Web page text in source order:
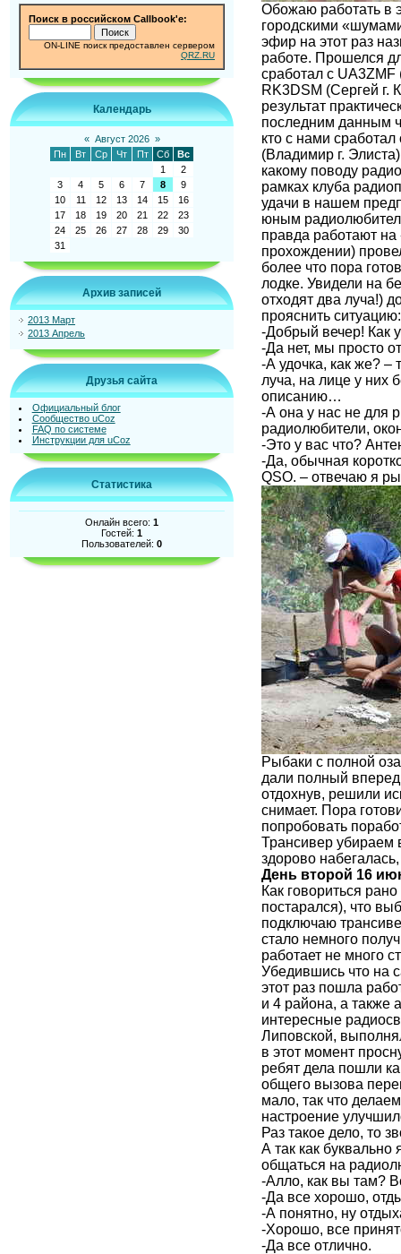
Поиск в российском Callbook'e:
ON-LINE поиск предоставлен сервером
QRZ.RU
Календарь
« Август 2026 »
Пн
Вт Ср Чт Пт Сб
Вс
1
2
3
4 5 6 7 8
9
10
11 12 13 14 15
16
17
18 19 20 21 22
23
24
25 26 27 28 29
30
31
Архив записей
2013 Март
2013 Апрель
Друзья сайта
Официальный блог
Сообщество uCoz
FAQ по системе
Инструкции для uCoz
Статистика
Онлайн всего: 1
Гостей: 1
Пользователей: 0
Обожаю работать в
городскими
эфир на этот раз
работе. Прошелся
сработал с UA3ZMF
RK3DSM (Сергей г.
результат
последним данным
кто с нами
(Владимир г.
какому поводу
рамках клуба
удачи в нашем
юным
правда работают
прохождении)
более что пора
лодке. Увидели на
отходят два луча!)
прояснить ситуацию:
-Добрый вечер! Как
-Да нет, мы просто
-А удочка, как же? –
луча, на лице у них
описанию…
-А она у нас не для
радиолюбители,
-Это у вас что?
-Да, обычная
QSO. – отвечаю я
Рыбаки с полной
дали полный
отдохнув, решили
снимает. Пора
попробовать
Трансивер убираем
здорово
День второй 16
Как говориться
постарался), что
подключаю
стало немного
работает не много
Убедившись что на
этот раз пошла
и 4 района, а также
интересные
Липовской,
в этот момент
ребят дела пошли
общего вызова
мало, так что
настроение
Раз такое дело, то
А так как
общаться на
-Алло, как вы там?
-Да все хорошо,
-А понятно, ну
-Хорошо, все
-Да все отлично.